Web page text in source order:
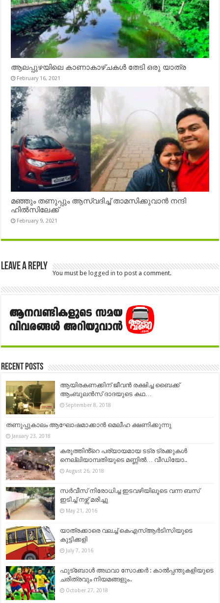
ആലപ്പുഴയിലെ കാണാകാഴ്ചകൾ തേടി ഒരു യാത്ര
February 16, 2021
മഞ്ഞും തണുപ്പും ആസ്വദിച്ച് താമസിക്കുവാൻ നന്ദി
ഹിൽസിലേക്ക്
February 9, 2021
Leave a Reply
You must be logged in to post a comment.
Recent Posts
ആയിരകണക്കിന് ജീവന്‍ രക്ഷിച്ച ബൈക്ക്
ആംബുലൻസ് ദാദയുടെ കഥ…
September 8, 2018
തണുപ്പുകാലം ആഘോഷമാക്കാൻ മെലീഹ ക്ഷണിക്കുന്നു
January 23, 2018
കരുത്തിൻ്റെ പര്യായമായ ടട്ര ട്രക്കുകൾ
നെല്ലിയാമ്പതിയുടെ മണ്ണിൽ… വീഡിയോ..
August 26, 2018
സർവീസ് നിരോധിച്ച ഇടവഴിയിലൂടെ വന്ന ബസ്
ഇടിച്ച് നഴ്സ് മരിച്ചു
May 21, 2016
യാത്രക്കാരെ വലച്ച് കെഎസ്ആര്‍ടിസിയുടെ
കുട്ടിക്കളി
July 7, 2016
ഫുട്‍ബോൾ അഥവാ സോക്കർ : കാൽപ്പന്തുകളിയുടെ
ചരിത്രവും നിയമങ്ങളും..
October 27, 2018